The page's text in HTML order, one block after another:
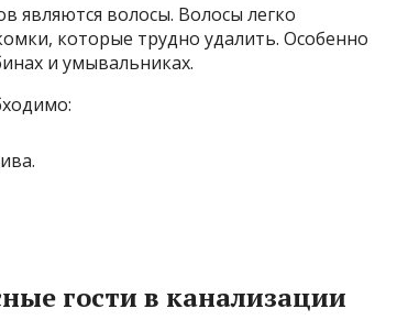
являются волосы. Волосы легко
которые трудно удалить. Особенно
и умывальниках.
гости в канализации